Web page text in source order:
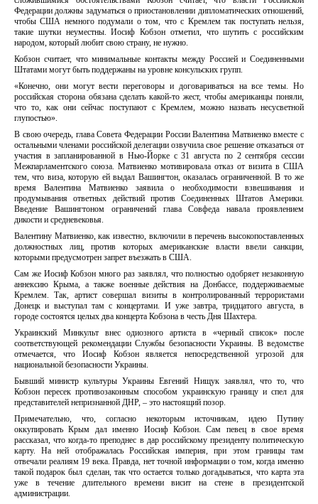
Федерации должны задуматься о приостановлении дипломатических отношений,
чтобы США немного подумали о том, что с Кремлем так поступать нельзя,
такие шутки неуместны. Иосиф Кобзон отметил, что шутить с российским
народом, который любит свою страну, не нужно.
Кобзон считает, что минимальные контакты между Россией и Соединенными
Штатами могут быть поддержаны на уровне консульских групп.
«Конечно, они могут вести переговоры и договариваться на все темы. Но
российская сторона обязана сделать какой-то жест, чтобы американцы поняли,
что то, как они сейчас поступают с Кремлем, можно назвать несусветной
глупостью».
В свою очередь, глава Совета Федерации России Валентина Матвиенко вместе с
остальными членами российской делегации озвучила свое решение отказаться от
участия в запланированной в Нью-Йорке с 31 августа по 2 сентября сессии
Межпарламентского союза. Матвиенко мотивировала отказ от визита в США
тем, что виза, которую ей выдал Вашингтон, оказалась ограниченной. В то же
время Валентина Матвиенко заявила о необходимости взвешивания и
продумывания ответных действий против Соединенных Штатов Америки.
Введение Вашингтоном ограничений глава Совфеда навала проявлением
дикости и средневековья.
Валентину Матвиенко, как известно, включили в перечень высокопоставленных
должностных лиц, против которых американские власти ввели санкции,
которыми предусмотрен запрет въезжать в США.
Сам же Иосиф Кобзон много раз заявлял, что полностью одобряет незаконную
аннексию Крыма, а также военные действия на Донбассе, поддерживаемые
Кремлем. Так, артист совершал визиты в контролированный террористами
Донецк и выступал там с концертами. И уже завтра, тридцатого августа, в
городе состоятся целых два концерта Кобзона в честь Дня Шахтера.
Украинский Минкульт внес одиозного артиста в «черный список» после
соответствующей рекомендации Службы безопасности Украины. В ведомстве
отмечается, что Иосиф Кобзон является непосредственной угрозой для
национальной безопасности Украины.
Бывший министр культуры Украины Евгений Нищук заявлял, что то, что
Кобзон пересек противозаконным способом украинскую границу и спел для
представителей непризнанной ДНР, – это настоящий позор.
Примечательно, что, согласно некоторым источникам, идею Путину
оккупировать Крым дал именно Иосиф Кобзон. Сам певец в свое время
рассказал, что когда-то преподнес в дар российскому президенту политическую
карту. На ней отображалась Российская империя, при этом границы там
отвечали реалиям 19 века. Правда, нет точной информации о том, когда именно
такой подарок был сделан, так что остается только догадываться, что карта эта
уже в течение длительного времени висит на стене в президентской
администрации.